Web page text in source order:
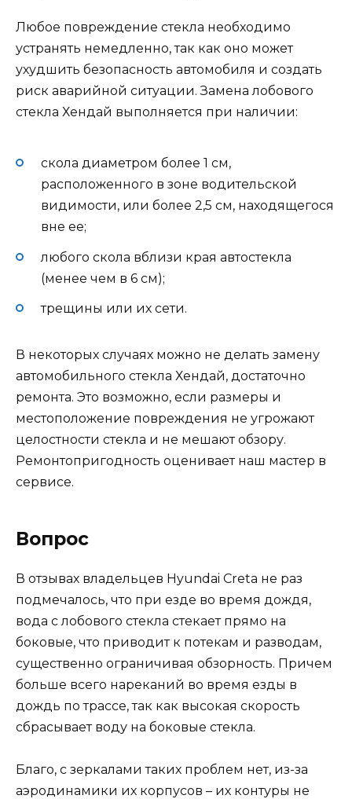
Любое повреждение стекла необходимо
устранять немедленно, так как оно может
ухудшить безопасность автомобиля и создать
риск аварийной ситуации. Замена лобового
стекла Хендай выполняется при наличии:
скола диаметром более 1 см,
расположенного в зоне водительской
видимости, или более 2,5 см, находящегося
вне ее;
любого скола вблизи края автостекла
(менее чем в 6 см);
трещины или их сети.
В некоторых случаях можно не делать замену
автомобильного стекла Хендай, достаточно
ремонта. Это возможно, если размеры и
местоположение повреждения не угрожают
целостности стекла и не мешают обзору.
Ремонтопригодность оценивает наш мастер в
сервисе.
Вопрос
В отзывах владельцев Hyundai Creta не раз
подмечалось, что при езде во время дождя,
вода с лобового стекла стекает прямо на
боковые, что приводит к потекам и разводам,
существенно ограничивая обзорность. Причем
больше всего нареканий во время езды в
дождь по трассе, так как высокая скорость
сбрасывает воду на боковые стекла.
Благо, с зеркалами таких проблем нет, из-за
аэродинамики их корпусов – их контуры не